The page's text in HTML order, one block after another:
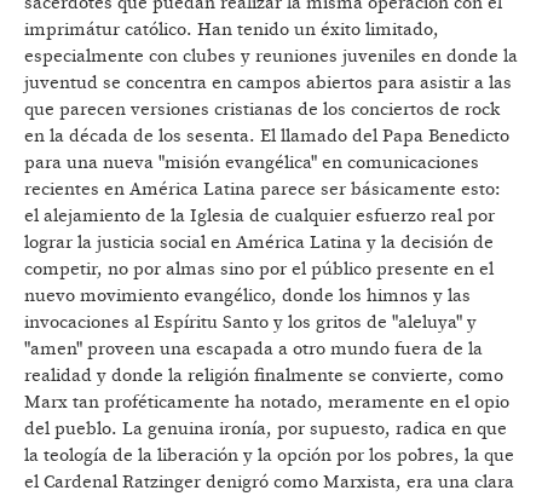
imprimátur católico. Han tenido un éxito limitado,
especialmente con clubes y reuniones juveniles en donde la
juventud se concentra en campos abiertos para asistir a las
que parecen versiones cristianas de los conciertos de rock
en la década de los sesenta. El llamado del Papa Benedicto
para una nueva "misión evangélica" en comunicaciones
recientes en América Latina parece ser básicamente esto:
el alejamiento de la Iglesia de cualquier esfuerzo real por
lograr la justicia social en América Latina y la decisión de
competir, no por almas sino por el público presente en el
nuevo movimiento evangélico, donde los himnos y las
invocaciones al Espíritu Santo y los gritos de "aleluya" y
"amen" proveen una escapada a otro mundo fuera de la
realidad y donde la religión finalmente se convierte, como
Marx tan proféticamente ha notado, meramente en el opio
del pueblo. La genuina ironía, por supuesto, radica en que
la teología de la liberación y la opción por los pobres, la que
el Cardenal Ratzinger denigró como Marxista, era una clara